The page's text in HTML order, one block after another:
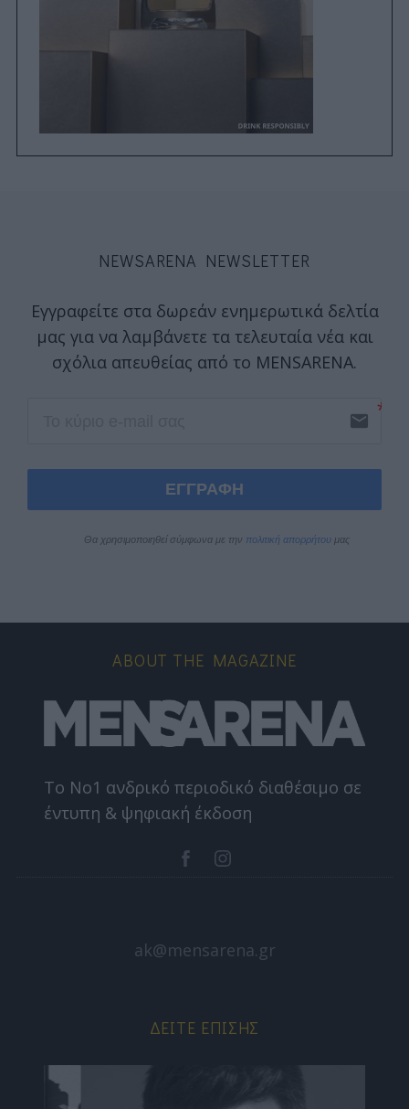
NEWSARENA NEWSLETTER
Εγγραφείτε στα δωρεάν ενημερωτικά δελτία
μας για να λαμβάνετε τα τελευταία νέα και
σχόλια απευθείας από το MENSARENA.
email
ΕΓΓΡΑΦΗ
Θα χρησιμοποιηθεί σύμφωνα με την πολιτική απορρήτου μας
ABOUT THE MAGAZINE
Το Nο1 ανδρικό περιοδικό διαθέσιμο σε
έντυπη & ψηφιακή έκδοση
ak@mensarena.gr
ΔΕΊΤΕ ΕΠΊΣΗΣ